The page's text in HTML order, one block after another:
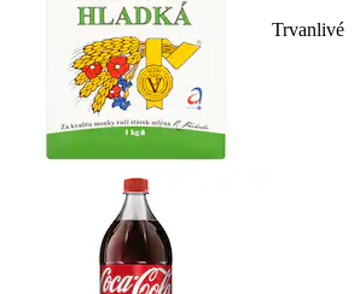
Trvanlivé